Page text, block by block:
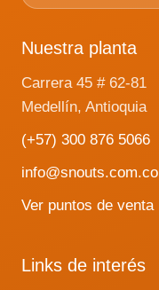
Nuestra planta
Carrera 45 # 62-81
Medellín, Antioquia
(+57) 300 876 5066
info@snouts.com.co
Ver puntos de venta
Links de interés